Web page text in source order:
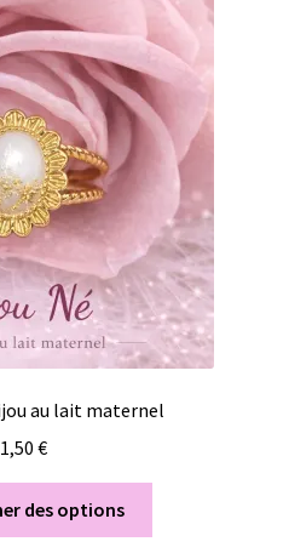
au lait maternel
€
des options